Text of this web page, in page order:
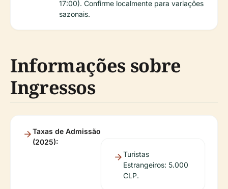
17:00). Confirme localmente para variações
sazonais.
Informações sobre
Ingressos
Taxas de Admissão
(2025):
Turistas
Estrangeiros: 5.000
CLP.